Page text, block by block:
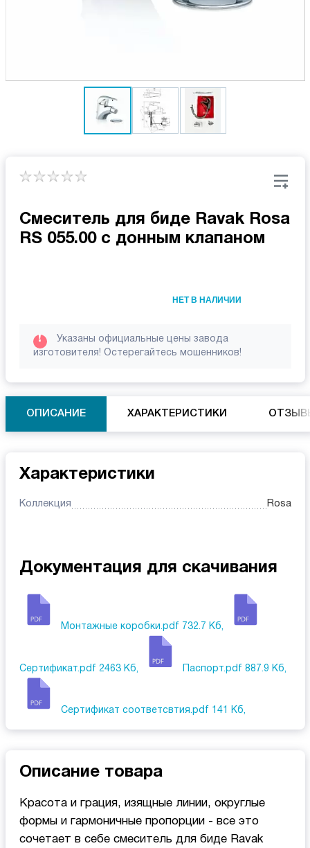
Смеситель для биде Ravak Rosa
RS 055.00 с донным клапаном
НЕТ В НАЛИЧИИ
!
Указаны официальные цены завода
изготовителя! Остерегайтесь мошенников!
ОПИСАНИЕ ХАРАКТЕРИСТИКИ
Характеристики
Коллекция Rosa
Документация для скачивания
Монтажные коробки.pdf 732.7 Кб,
Сертификат.pdf 2463 Кб, Паспорт.pdf 887.9 Кб,
Сертификат соответсвтия.pdf 141 Кб,
Описание товара
Красота и грация, изящные линии, округлые
формы и гармоничные пропорции - все это
сочетает в себе смеситель для биде Ravak